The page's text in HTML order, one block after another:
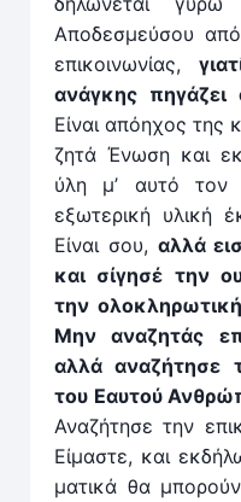
Αποδεσμεύσου
επικοινωνίας,
ανάγκης πηγάζει
Είναι απόηχος της
ζητά Ένω­ση και
ύλη μ’ αυτό τον
εξωτερική υλική
Είναι σου, αλ­λά
και σίγησέ την
την
Μην αναζητάς
αλ­λά αναζήτησε
του Εαυτού
Αναζήτησε την
Είμαστε, και
ματικά θα